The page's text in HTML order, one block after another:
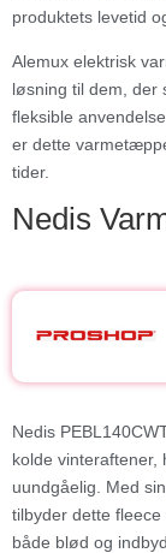
produktets levetid
Alemux elektrisk
løsning til dem, der
fleksible
er dette
tider.
Nedis
Nedis
kolde vinteraftener,
uundgåelig. Med
tilbyder dette
både blød og